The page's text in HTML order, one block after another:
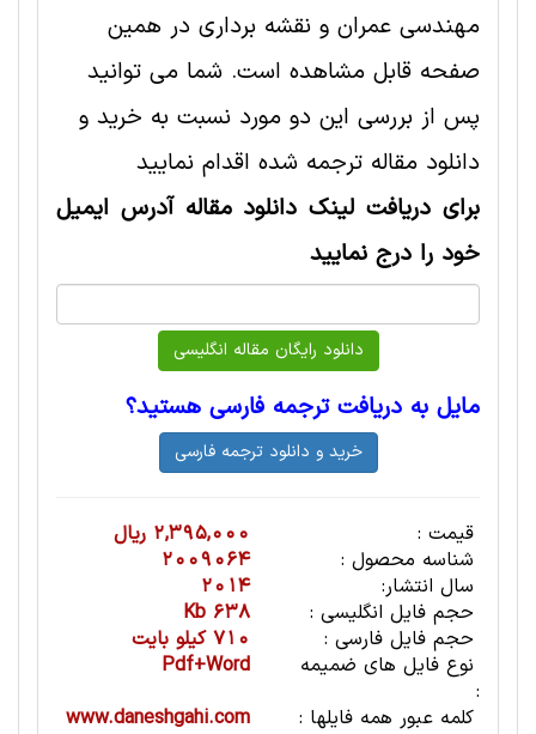
مهندسی عمران و نقشه برداری در همین
صفحه قابل مشاهده است. شما می توانید
پس از بررسی این دو مورد نسبت به خرید و
دانلود مقاله ترجمه شده اقدام نمایید
برای دریافت لینک دانلود مقاله آدرس ایمیل
خود را درج نمایید
مایل به دریافت ترجمه فارسی هستید؟
قیمت :
2,395,000 ریال
شناسه محصول :
2009064
سال انتشار:
2014
حجم فایل انگلیسی :
638 Kb
حجم فایل فارسی :
710 کیلو بایت
نوع فایل های ضمیمه
:
Pdf+Word
کلمه عبور همه فایلها :
www.daneshgahi.com